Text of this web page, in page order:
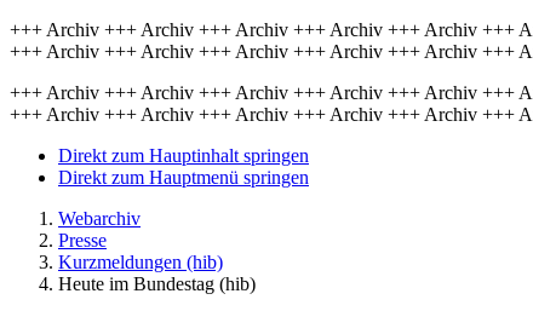
+++ Archiv +++ Archiv +++ Archiv +++ Archiv +++ Archiv +++
+++ Archiv +++ Archiv +++ Archiv +++ Archiv +++ Archiv +++
+++ Archiv +++ Archiv +++ Archiv +++ Archiv +++ Archiv +++
+++ Archiv +++ Archiv +++ Archiv +++ Archiv +++ Archiv +++
Direkt zum Hauptinhalt springen
Direkt zum Hauptmenü springen
Webarchiv
Presse
Kurzmeldungen (hib)
Heute im Bundestag (hib)